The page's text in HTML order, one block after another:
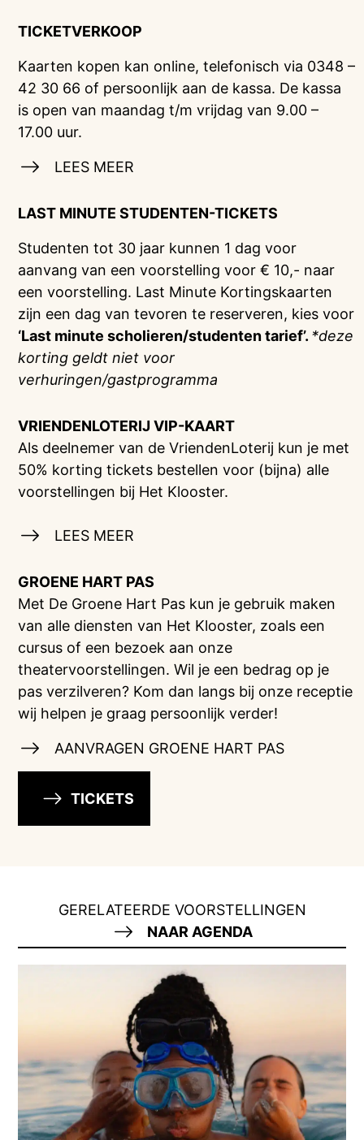
TICKETVERKOOP
Kaarten kopen kan online, telefonisch via 0348 –
42 30 66 of persoonlijk aan de kassa. De kassa
is open van maandag t/m vrijdag van 9.00 –
17.00 uur.
LEES MEER
LAST MINUTE STUDENTEN-TICKETS
Studenten tot 30 jaar kunnen 1 dag voor
aanvang van een voorstelling voor € 10,- naar
een voorstelling. Last Minute Kortingskaarten
zijn een dag van tevoren te reserveren, kies voor
‘Last minute scholieren/studenten tarief’. *deze
korting geldt niet voor
verhuringen/gastprogramma
VRIENDENLOTERIJVIP-KAART
Als deelnemer van de VriendenLoterij kun je met
50% korting tickets bestellen voor (bijna) alle
voorstellingen bij Het Klooster.
LEES MEER
GROENE HART PAS
Met De Groene Hart Pas kun je gebruik maken
van alle diensten van Het Klooster, zoals een
cursus of een bezoek aan onze
theatervoorstellingen. Wil je een bedrag op je
pas verzilveren? Kom dan langs bij onze receptie
wij helpen je graag persoonlijk verder!
AANVRAGEN GROENE HART PAS
TICKETS
GERELATEERDE VOORSTELLINGEN
NAAR AGENDA